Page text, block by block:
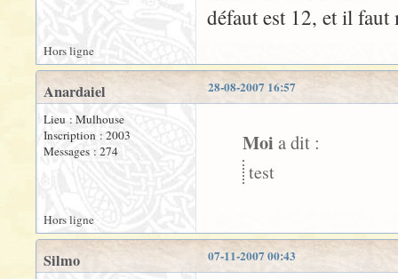
défaut est 12, et il faut
Hors ligne
28-08-2007 16:57
Anardaiel
Lieu : Mulhouse
Inscription : 2003
Messages : 274
Moi a dit :
test
Hors ligne
07-11-2007 00:43
Silmo